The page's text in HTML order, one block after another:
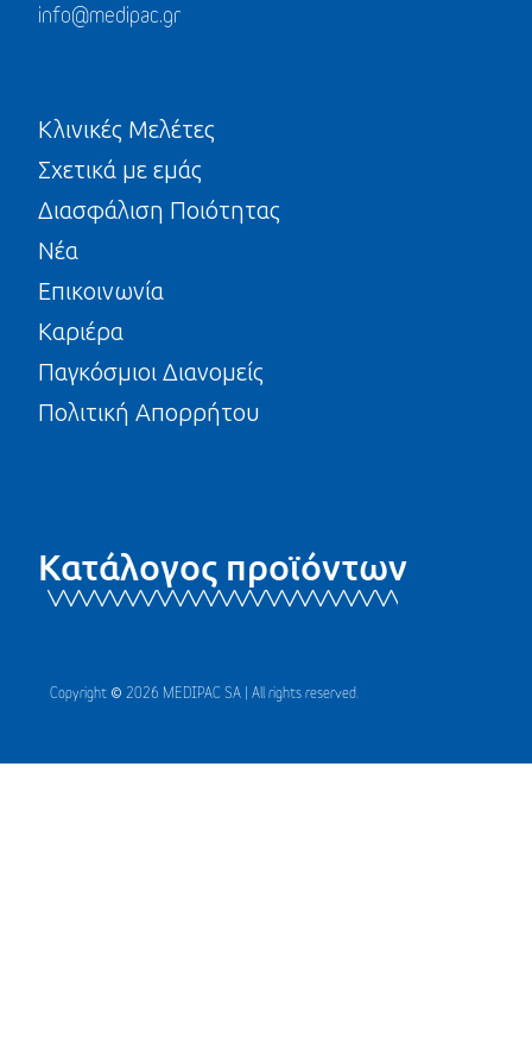
info@medipac.gr
Κλινικές Μελέτες
Σχετικά με εμάς
Διασφάλιση Ποιότητας
Νέα
Επικοινωνία
Καριέρα
Παγκόσμιοι Διανομείς
Πολιτική Απορρήτου
Κατάλογος προϊόντων
Copyright © 2026 MEDIPAC SA | All rights reserved.